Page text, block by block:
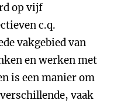
op vijf
c.q.
vakgebied van
en werken met
is een manier om
verschillende, vaak